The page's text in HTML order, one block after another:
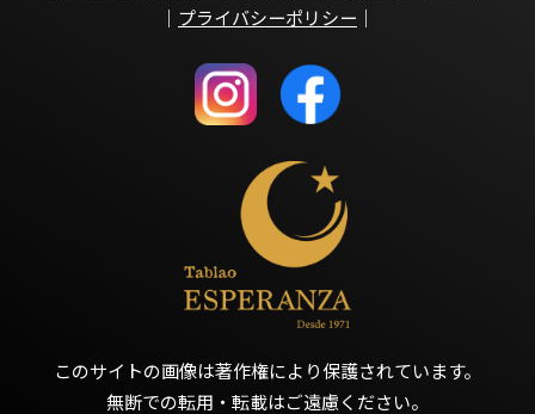
｜ プライバシーポリシー ｜
このサイトの画像は著作権により保護されています。
無断での転用・転載はご遠慮ください。